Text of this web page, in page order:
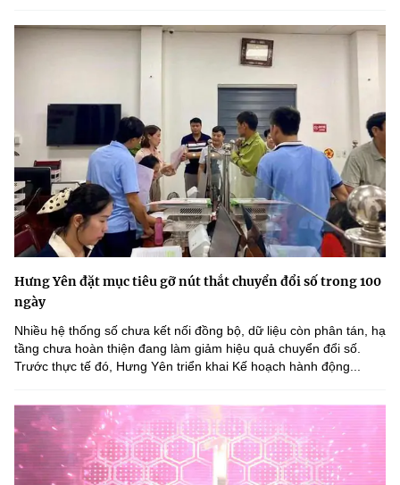
Hưng Yên đặt mục tiêu gỡ nút thắt chuyển đổi số trong 100
ngày
Nhiều hệ thống số chưa kết nối đồng bộ, dữ liệu còn phân tán, hạ
tầng chưa hoàn thiện đang làm giảm hiệu quả chuyển đổi số.
Trước thực tế đó, Hưng Yên triển khai Kế hoạch hành động...